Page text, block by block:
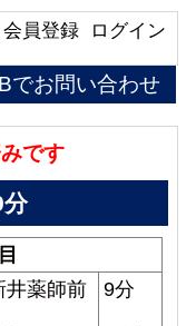
ログイン
会員登録
でお問い合わせ
です
井薬師前 9分